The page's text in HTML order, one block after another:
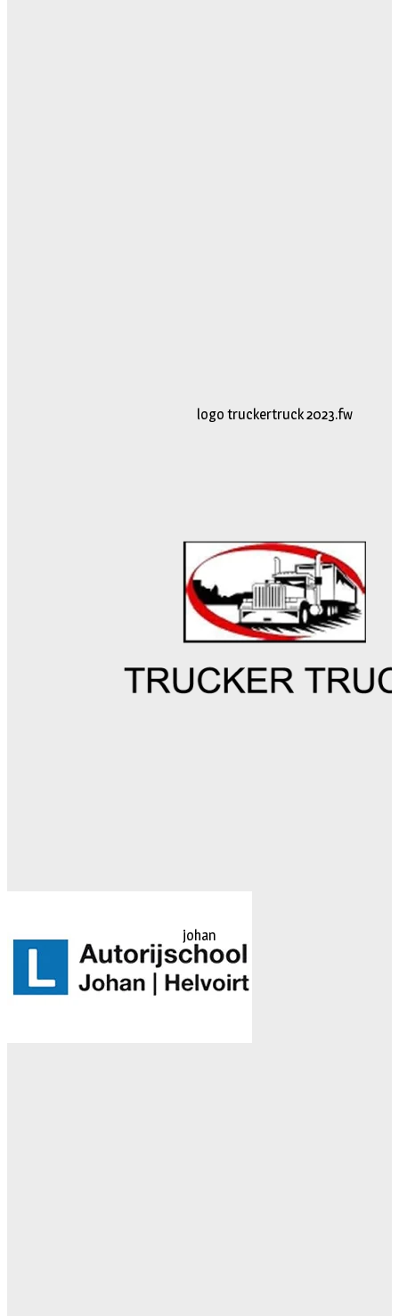
logo truckertruck 2023.fw
johan